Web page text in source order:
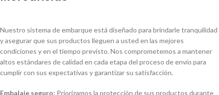
Nuestro sistema de embarque está diseñado para brindarle tranquilidad
y asegurar que sus productos lleguen a usted en las mejores
condiciones y en el tiempo previsto. Nos comprometemos a mantener
altos estándares de calidad en cada etapa del proceso de envío para
cumplir con sus expectativas y garantizar su satisfacción.
Embalaje seguro: Priorizamos la protección de sus productos durante